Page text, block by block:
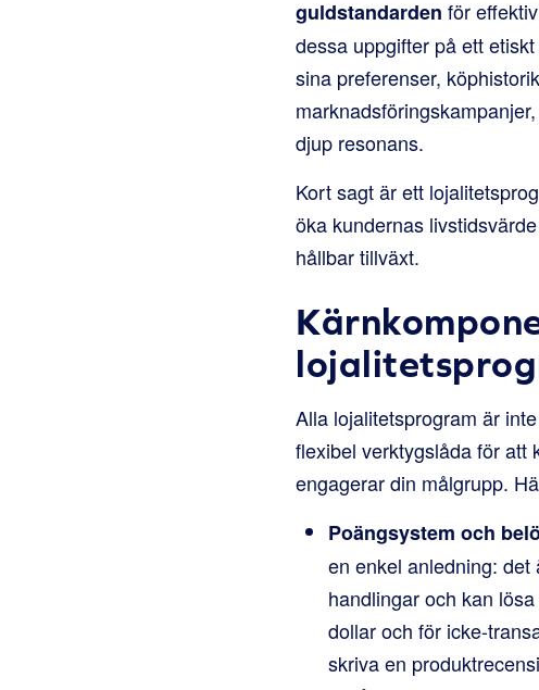
guldstandarden för
dessa uppgifter på ett
sina preferenser,
djup resonans.
Kort sagt är ett
öka kundernas
hållbar tillväxt.
Alla lojalitetsprogram är
flexibel verktygslåda för att
engagerar din målgrupp.
Poängsystem och
en enkel anledning:
handlingar och kan
dollar och för icke-
skriva en